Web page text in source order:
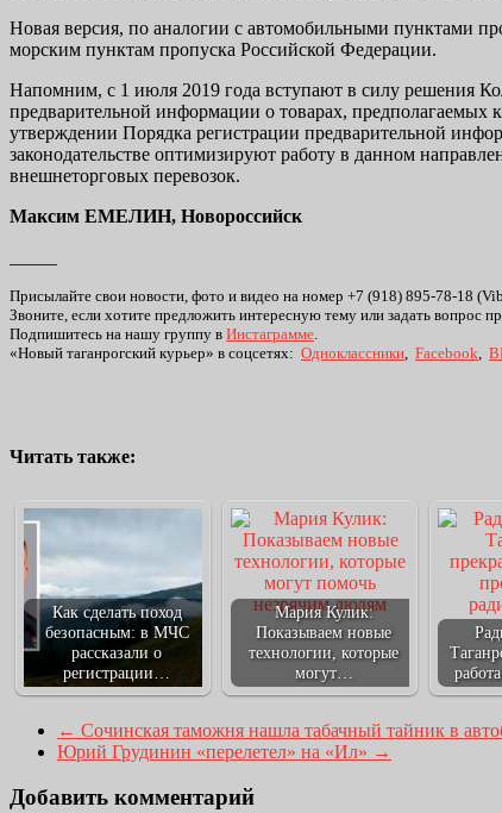
Новая версия, по аналогии с автомобильными пунктами
морским пунктам пропуска Российской Федерации.
Напомним, с 1 июля 2019 года вступают в силу решения
предварительной информации о товарах,
утверждении Порядка регистрации предварительной
законодательстве оптимизируют работу в данном
внешнеторговых перевозок.
Максим ЕМЕЛИН, Новороссийск
Присылайте свои новости, фото и видео на номер +7 (918) 895-78-18
Звоните, если хотите предложить интересную тему или задать вопрос
Подпишитесь на нашу группу в Инстаграмме.
«Новый таганрогский курьер» в соцсетях: Одноклассники, Facebook,
Читать также:
Как сделать поход
безопасным: в МЧС
рассказали о
регистрации…
Мария Кулик:
Показываем новые
технологии, которые
могут…
← Сочинская таможня нашла табачный тайник в
Юрий Грудинин «перелетел» на «Ил» →
Добавить комментарий